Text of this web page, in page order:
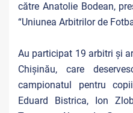
către Anatolie Bodean,
“Uniunea Arbitrilor de
Au participat 19 arbitri și
Chișinău, care
campionatul pentru
Eduard Bistrica, Ion